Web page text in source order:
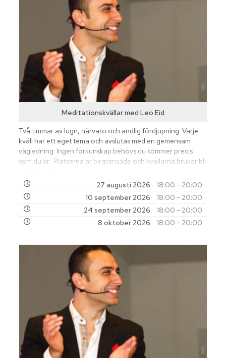
Meditationskvällar med Leo Eid
Två timmar av lugn, närvaro och andlig fördjupning. Varje
kväll har ett eget tema och avslutas med en gemensam
vägledning. Ingen förkunskap behövs du kommer precis
som du är. Platserna är begränsade och kvällarna brukar bli
27 augusti 2026
18:00 - 20:00
10 september 2026
18:00 - 20:00
24 september 2026
18:00 - 20:00
8 oktober 2026
18:00 - 20:00